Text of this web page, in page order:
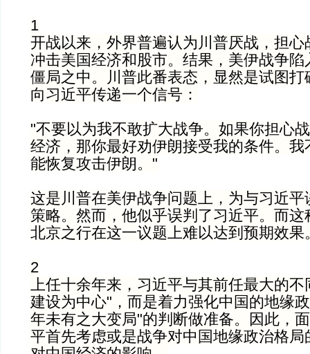
1
开战以来，外界普遍认为川普厌战，担
冲击美国经济和股市。结果，美伊战争
僵局之中。川普此番表态，显然是试图
向习近平传递一个信号：
"不要以为我不敢扩大战争。如果你担心
经济，那你最好劝伊朗接受我的条件。
能恢复攻击伊朗。"
这是川普在美伊战争问题上，为与习近
策略。然而，他似乎误判了习近平。而
北京之行在这一议题上难以达到预期效果
2
上任十余年来，习近平与其前任最大的
建设为中心"，而是着力强化中国的地缘
年未有之大变局"的判断做准备。因此，
平首先考虑或是战争对中国地缘政治格